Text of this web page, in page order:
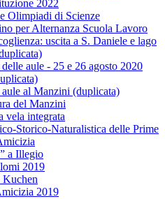
2022
Olimpiadi di Scienze
per Alternanza Scuola Lavoro
uscita a S. Daniele e lago
aule - 25 e 26 agosto 2020
aule al Manzini (duplicata)
del Manzini
vela integrata
Storico-Naturalistica delle Prime
a Illegio
2019
Kuchen
2019